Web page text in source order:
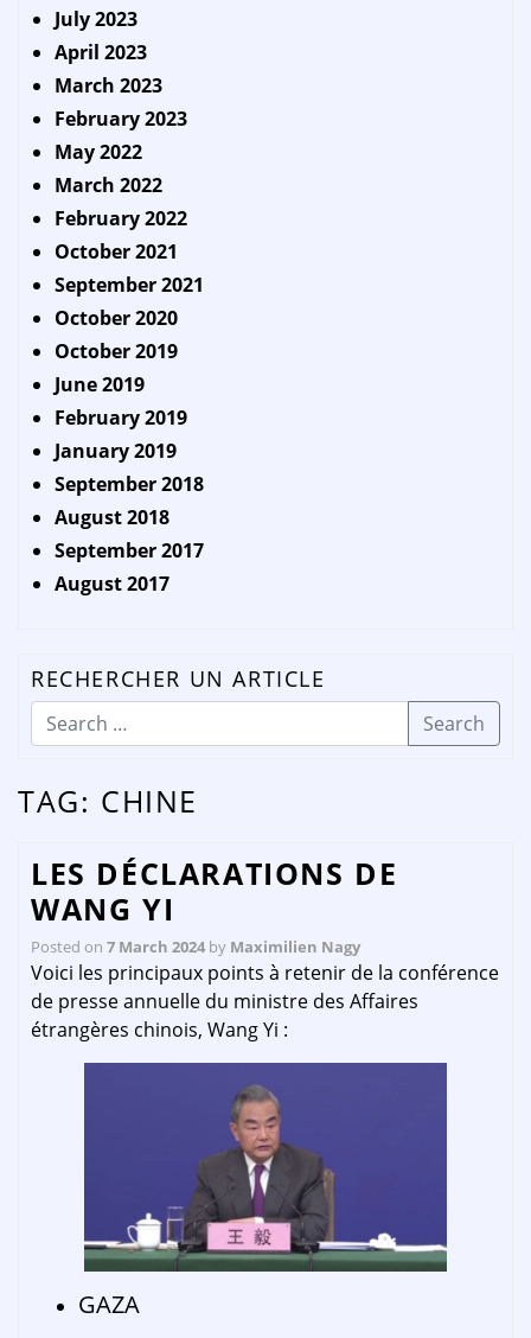
July 2023
April 2023
March 2023
February 2023
May 2022
March 2022
February 2022
October 2021
September 2021
October 2020
October 2019
June 2019
February 2019
January 2019
September 2018
August 2018
September 2017
August 2017
RECHERCHER UN ARTICLE
Search
TAG: CHINE
LES DÉCLARATIONS DE
WANG YI
Posted on 7 March 2024 by Maximilien Nagy
Voici les principaux points à retenir de la conférence
de presse annuelle du ministre des Affaires
étrangères chinois, Wang Yi :
GAZA